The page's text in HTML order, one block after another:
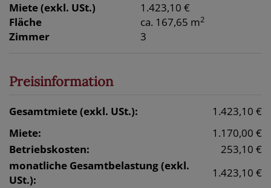
Miete (exkl. USt.)
1.423,10 €
Fläche
ca. 167,65 m2
Zimmer 3
Preisinformation
Gesamtmiete (exkl. USt.):
1.423,10 €
Miete:
1.170,00 €
Betriebskosten:
253,10 €
monatliche Gesamtbelastung (exkl.
USt.):
1.423,10 €